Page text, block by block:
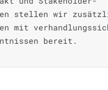
stellen wir
mit
bereit.